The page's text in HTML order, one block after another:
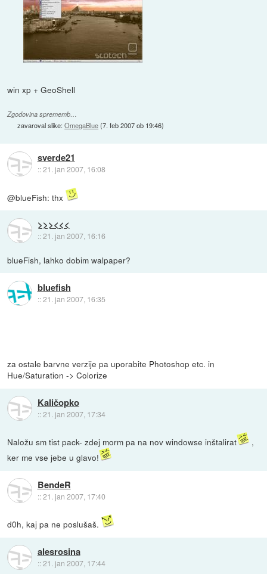
win xp + GeoShell
Zgodovina sprememb…
zavaroval slike:OmegaBlue(7. feb 2007 ob 19:46)
sverde21
::21. jan 2007, 16:08
@blueFish: thx
>>><<<
::21. jan 2007, 16:16
blueFish, lahko dobim walpaper?
bluefish
::21. jan 2007, 16:35
za ostale barvne verzije pa uporabite Photoshop etc. in
Hue/Saturation -> Colorize
Kaličopko
::21. jan 2007, 17:34
Naložu sm tist pack- zdej morm pa na nov windowse inštalirat
,
ker me vse jebe u glavo!
BendeR
::21. jan 2007, 17:40
d0h, kaj pa ne poslušaš.
alesrosina
::21. jan 2007, 17:44